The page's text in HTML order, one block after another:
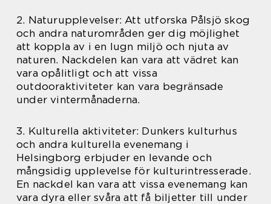
2. Naturupplevelser: Att utforska Pålsjö skog
och andra naturområden ger dig möjlighet
att koppla av i en lugn miljö och njuta av
naturen. Nackdelen kan vara att vädret kan
vara opålitligt och att vissa
outdooraktiviteter kan vara begränsade
under vintermånaderna.
3. Kulturella aktiviteter: Dunkers kulturhus
och andra kulturella evenemang i
Helsingborg erbjuder en levande och
mångsidig upplevelse för kulturintresserade.
En nackdel kan vara att vissa evenemang kan
vara dyra eller svåra att få biljetter till under